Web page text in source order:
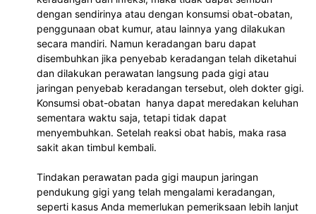
dengan sendirinya atau dengan konsumsi obat-obatan,
penggunaan obat kumur, atau lainnya yang dilakukan
secara mandiri. Namun keradangan baru dapat
disembuhkan jika penyebab keradangan telah diketahui
dan dilakukan perawatan langsung pada gigi atau
jaringan penyebab keradangan tersebut, oleh dokter gigi.
Konsumsi obat-obatan  hanya dapat meredakan keluhan
sementara waktu saja, tetapi tidak dapat
menyembuhkan. Setelah reaksi obat habis, maka rasa
sakit akan timbul kembali.
Tindakan perawatan pada gigi maupun jaringan
pendukung gigi yang telah mengalami keradangan,
seperti kasus Anda memerlukan pemeriksaan lebih lanjut